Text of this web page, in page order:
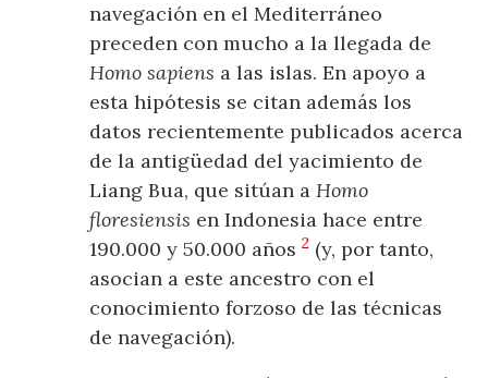
navegación en el Mediterráneo
preceden con mucho a la llegada de
Homo sapiens a las islas. En apoyo a
esta hipótesis se citan además los
datos recientemente publicados acerca
de la antigüedad del yacimiento de
Liang Bua, que sitúan aHomo
floresiensis en Indonesia hace entre
190.000 y 50.000 años2 (y, por tanto,
asocian a este ancestro con el
conocimiento forzoso de las técnicas
de navegación).